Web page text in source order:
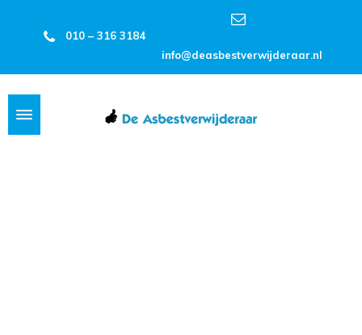
010 – 316 3184
info@deasbestverwijderaar.nl